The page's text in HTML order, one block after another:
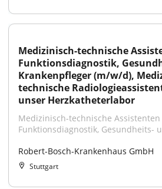
Medizinisch-technische
Funktionsdiagnostik,
Krankenpfleger (m/w/d),
technische
unser Herzkatheterlabor
Medizinisch-technische
Funktionsdiagnostik, Gesundheits-
Robert-Bosch-Krankenhaus GmbH
Stuttgart